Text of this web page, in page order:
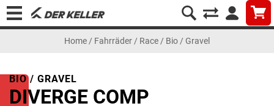
Home / Fahrräder / Race / Bio / Gravel
BIO / GRAVEL
DIVERGE COMP